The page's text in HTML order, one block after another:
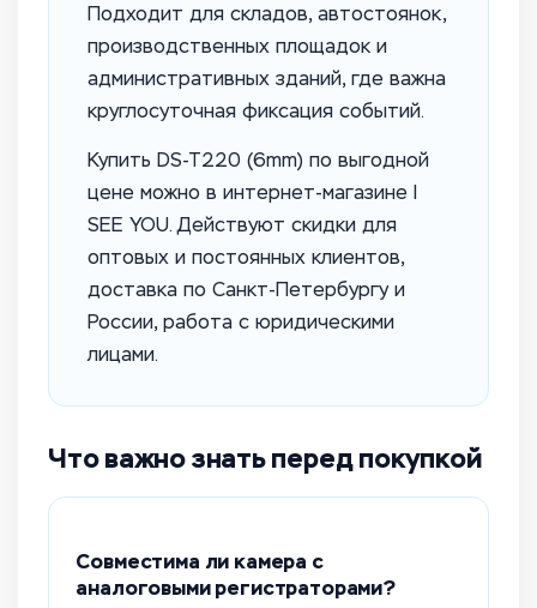
Подходит для складов, автостоянок,
производственных площадок и
административных зданий, где важна
круглосуточная фиксация событий.
Купить DS-T220 (6mm) по выгодной
цене можно в интернет-магазине I
SEE YOU. Действуют скидки для
оптовых и постоянных клиентов,
доставка по Санкт-Петербургу и
России, работа с юридическими
лицами.
Что важно знать перед покупкой
Совместима ли камера с
аналоговыми регистраторами?